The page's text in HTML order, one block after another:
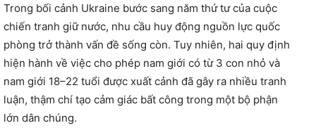
Trong bối cảnh Ukraine bước sang năm thứ tư của cuộc
chiến tranh giữ nước, nhu cầu huy động nguồn lực quốc
phòng trở thành vấn đề sống còn. Tuy nhiên, hai quy định
hiện hành về việc cho phép nam giới có từ 3 con nhỏ và
nam giới 18–22 tuổi được xuất cảnh đã gây ra nhiều tranh
luận, thậm chí tạo cảm giác bất công trong một bộ phận
lớn dân chúng.